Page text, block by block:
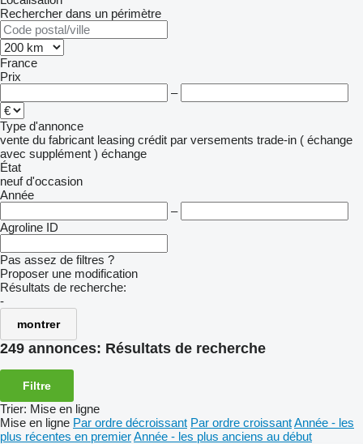
Rechercher dans un périmètre
France
Prix
–
Type d'annonce
vente du fabricant leasing crédit par versements trade-in ( échange
avec supplément ) échange
État
neuf d'occasion
Année
–
Agroline ID
Pas assez de filtres ?
Proposer une modification
Résultats de recherche:
-
montrer
249 annonces: Résultats de recherche
Filtre
Trier: Mise en ligne
Mise en ligne Par ordre décroissant Par ordre croissantAnnée - les
plus récentes en premierAnnée - les plus anciens au début